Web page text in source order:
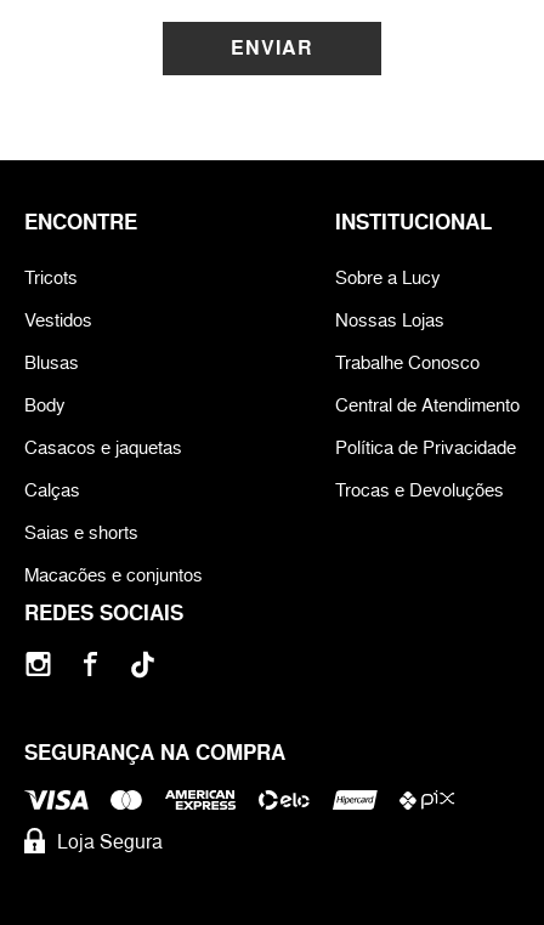
ENVIAR
REDES SOCIAIS
SEGURANÇA NA COMPRA
Loja Segura
ENCONTRE
Tricots
Vestidos
Blusas
Body
Casacos e jaquetas
Calças
Saias e shorts
Macacões e conjuntos
INSTITUCIONAL
Sobre a Lucy
Nossas Lojas
Trabalhe Conosco
Central de Atendimento
Política de Privacidade
Trocas e Devoluções